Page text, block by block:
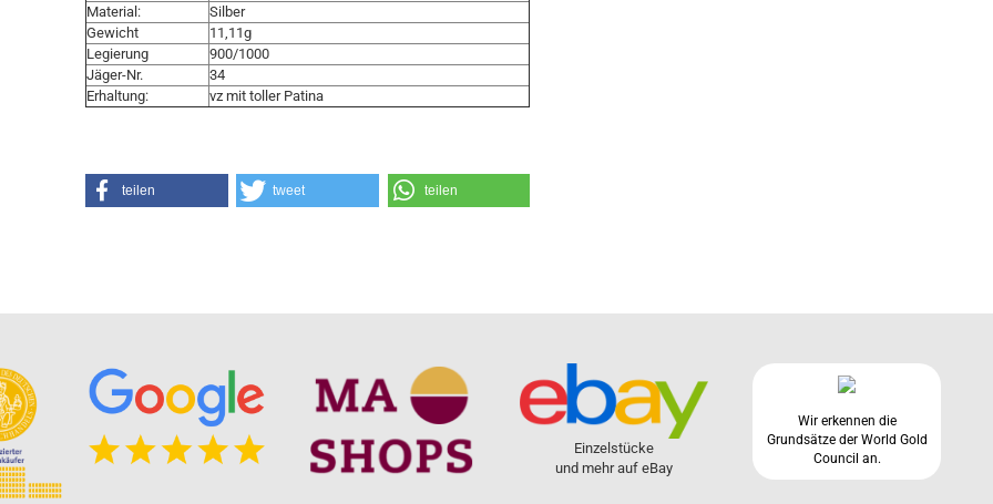
Material:
Silber
Gewicht
11,11g
Legierung
900/1000
Jäger-Nr.
34
Erhaltung:
vz mit toller Patina
teilen tweet teilen
Einzelstücke
und mehr auf eBay
Wir erkennen die
Grundsätze der World Gold
Council an.